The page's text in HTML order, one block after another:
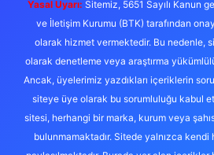
Yasal Uyarı: Sitemiz, 5651 Sayılı Kanun
ve İletişim Kurumu (BTK) tarafından
olarak hizmet vermektedir. Bu nedenle,
olarak denetleme veya araştırma
Ancak, üyelerimiz yazdıkları içeriklerin
siteye üye olarak bu sorumluluğu kabul
sitesi, herhangi bir marka, kurum veya
bulunmamaktadır. Sitede yalnızca kendi